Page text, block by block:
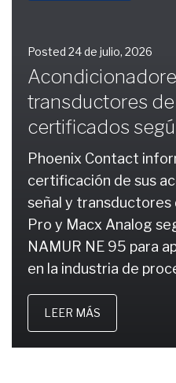
Posted 24 de julio, 2026
transductores
certificados
Phoenix Contact
certificación de sus
señal y transductores
Pro y Macx Analog
NAMUR NE 95 para
en la industria de
LEER MÁS